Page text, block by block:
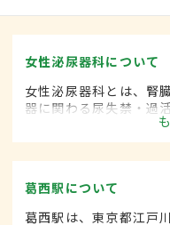
女性泌尿器科について
女性泌尿器科とは、腎
器に関わる尿失禁・過
とされる疾患を専門的
葛西駅について
葛西駅は、東京都江戸